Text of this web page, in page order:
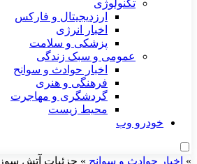
تکنولوژی
ارزدیجیتال و فارکس
اخبار انرژی
پزشکی و سلامت
عمومی و سبک زندگی
اخبار حوادث و سوانح
فرهنگی و هنری
گردشگری و مهاجرت
محیط زیست
خودرو وب
» اخبار حوادث و سوانح » جزئیات آتش